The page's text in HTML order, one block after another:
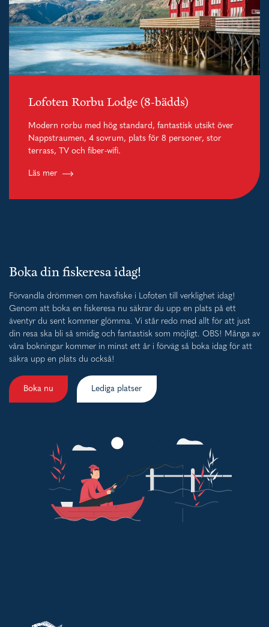
Lofoten Rorbu Lodge (8-bädds)
Modern rorbu med hög standard, fantastisk utsikt över
Nappstraumen, 4 sovrum, plats för 8 personer, stor
terrass, TV och fiber-wifi.
Läs mer
Boka din fiskeresa idag!
Förvandla drömmen om havsfiske i Lofoten till verklighet idag!
Genom att boka en fiskeresa nu säkrar du upp en plats på ett
äventyr du sent kommer glömma. Vi står redo med allt för att just
din resa ska bli så smidig och fantastisk som möjligt. OBS! Många av
våra bokningar kommer in minst ett år i förväg så boka idag för att
säkra upp en plats du också!
Boka nu Lediga platser